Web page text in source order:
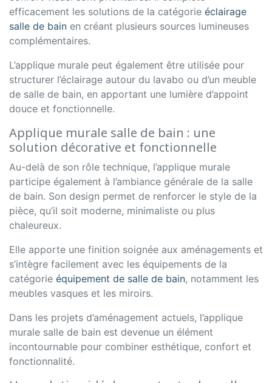
efficacement les solutions de la catégorie éclairage
salle de bain en créant plusieurs sources lumineuses
complémentaires.
L’applique murale peut également être utilisée pour
structurer l’éclairage autour du lavabo ou d’un meuble
de salle de bain, en apportant une lumière d’appoint
douce et fonctionnelle.
Applique murale salle de bain : une
solution décorative et fonctionnelle
Au-delà de son rôle technique, l’applique murale
participe également à l’ambiance générale de la salle
de bain. Son design permet de renforcer le style de la
pièce, qu’il soit moderne, minimaliste ou plus
chaleureux.
Elle apporte une finition soignée aux aménagements et
s’intègre facilement avec les équipements de la
catégorie équipement de salle de bain, notamment les
meubles vasques et les miroirs.
Dans les projets d’aménagement actuels, l’applique
murale salle de bain est devenue un élément
incontournable pour combiner esthétique, confort et
fonctionnalité.